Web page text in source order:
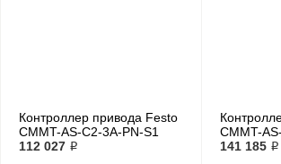
Контроллер привода Festo
CMMT-AS-C2-3A-PN-S1
112 027 ₽
CMMT-
S1
141 185 ₽